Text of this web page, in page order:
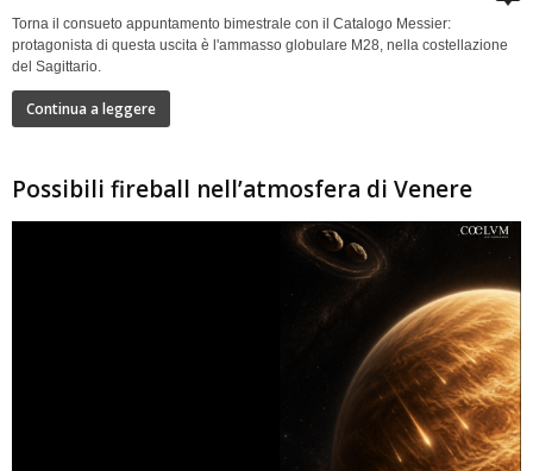
Torna il consueto appuntamento bimestrale con il Catalogo Messier:
protagonista di questa uscita è l'ammasso globulare M28, nella costellazione
del Sagittario.
Continua a leggere
Possibili fireball nell’atmosfera di Venere